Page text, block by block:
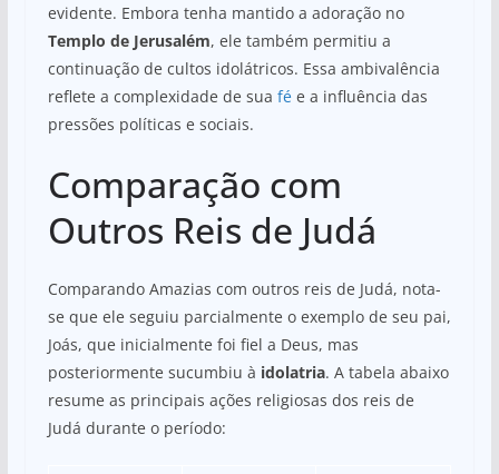
evidente. Embora tenha mantido a adoração no
Templo de Jerusalém, ele também permitiu a
continuação de cultos idolátricos. Essa ambivalência
reflete a complexidade de sua fée a influência das
pressões políticas e sociais.
Comparação com
Outros Reis de Judá
Comparando Amazias com outros reis de Judá, nota-
se que ele seguiu parcialmente o exemplo de seu pai,
Joás, que inicialmente foi fiel a Deus, mas
posteriormente sucumbiu à idolatria. A tabela abaixo
resume as principais ações religiosas dos reis de
Judá durante o período: